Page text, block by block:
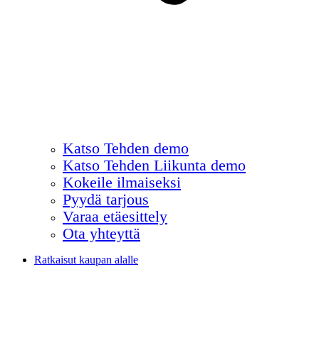
Katso Tehden demo
Katso Tehden Liikunta demo
Kokeile ilmaiseksi
Pyydä tarjous
Varaa etäesittely
Ota yhteyttä
Ratkaisut kaupan alalle